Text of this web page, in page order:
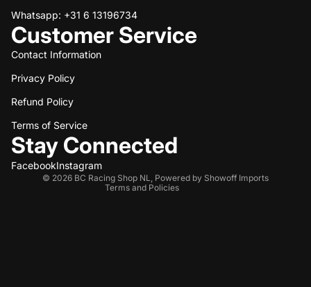
Whatsapp: +31 6 13196734
Customer Service
Contact Information
Privacy Policy
Refund Policy
Terms of Service
Stay Connected
FacebookInstagram
© 2026 BC Racing Shop NL
Powered by Showoff Imports
Terms and Policies
Refund policy
Privacy policy
Terms of service
Shipping policy
Contact information